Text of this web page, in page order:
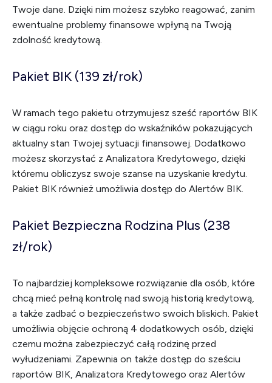
Twoje dane. Dzięki nim możesz szybko reagować, zanim
ewentualne problemy finansowe wpłyną na Twoją
zdolność kredytową.
Pakiet BIK (139 zł/rok)
W ramach tego pakietu otrzymujesz sześć raportów BIK
w ciągu roku oraz dostęp do wskaźników pokazujących
aktualny stan Twojej sytuacji finansowej. Dodatkowo
możesz skorzystać z Analizatora Kredytowego, dzięki
któremu obliczysz swoje szanse na uzyskanie kredytu.
Pakiet BIK również umożliwia dostęp do Alertów BIK.
Pakiet Bezpieczna Rodzina Plus (238
zł/rok)
To najbardziej kompleksowe rozwiązanie dla osób, które
chcą mieć pełną kontrolę nad swoją historią kredytową,
a także zadbać o bezpieczeństwo swoich bliskich. Pakiet
umożliwia objęcie ochroną 4 dodatkowych osób, dzięki
czemu można zabezpieczyć całą rodzinę przed
wyłudzeniami. Zapewnia on także dostęp do sześciu
raportów BIK, Analizatora Kredytowego oraz Alertów